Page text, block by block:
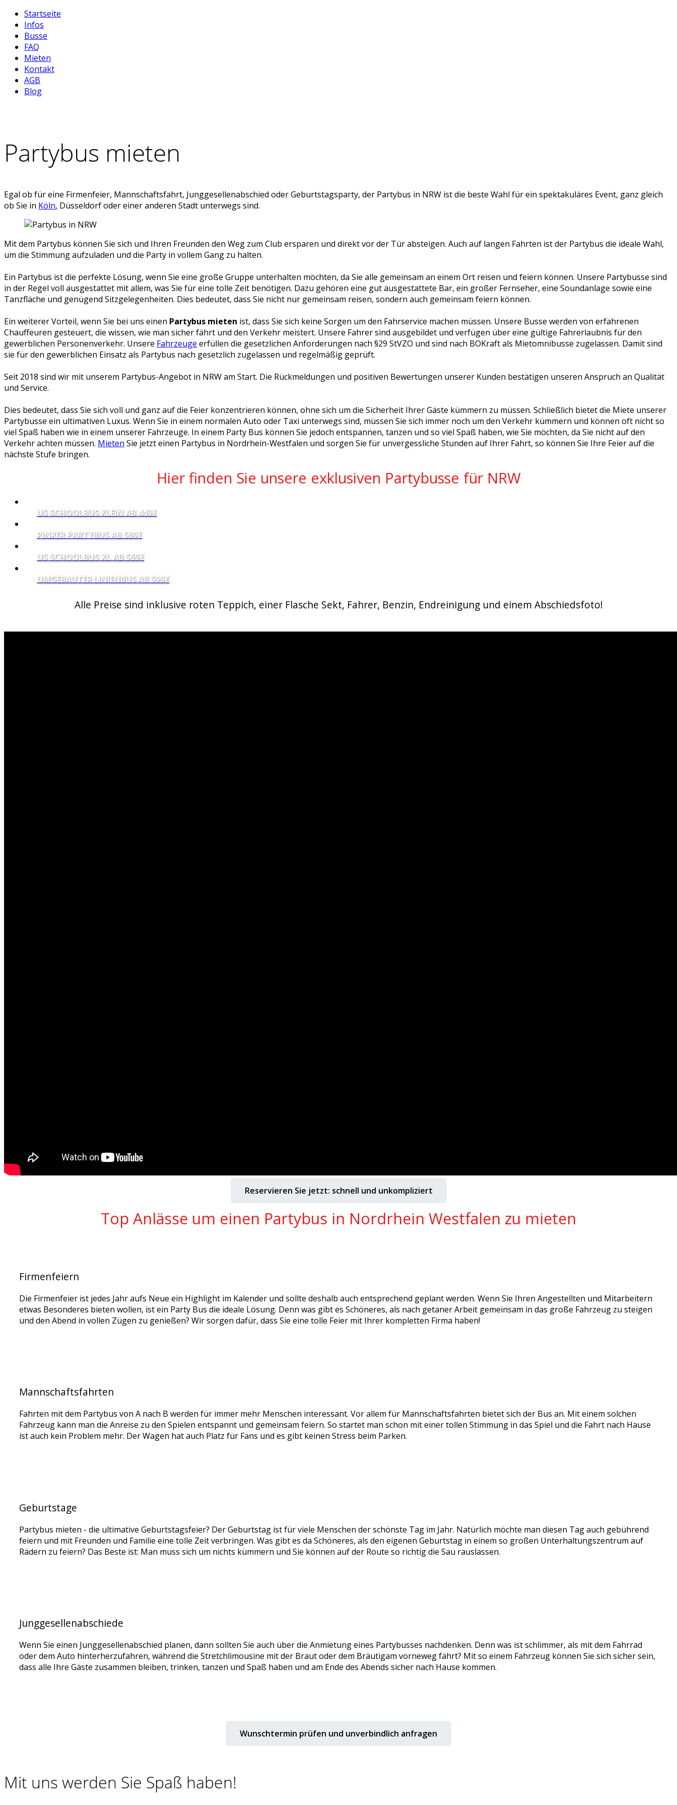
Startseite
Infos
Busse
FAQ
Mieten
Kontakt
AGB
Blog
Partybus mieten
Egal ob für eine Firmenfeier, Mannschaftsfahrt, Junggesellenabschied oder Geburtstagsparty, der Partybus in NRW ist die beste Wahl für ein spektakuläres Event, ganz gleich
ob Sie in Köln, Düsseldorf oder einer anderen Stadt unterwegs sind.
Mit dem Partybus können Sie sich und Ihren Freunden den Weg zum Club ersparen und direkt vor der Tür absteigen. Auch auf langen Fahrten ist der Partybus die ideale Wahl,
um die Stimmung aufzuladen und die Party in vollem Gang zu halten.
Ein Partybus ist die perfekte Lösung, wenn Sie eine große Gruppe unterhalten möchten, da Sie alle gemeinsam an einem Ort reisen und feiern können. Unsere Partybusse sind
in der Regel voll ausgestattet mit allem, was Sie für eine tolle Zeit benötigen. Dazu gehören eine gut ausgestattete Bar, ein großer Fernseher, eine Soundanlage sowie eine
Tanzfläche und genügend Sitzgelegenheiten. Dies bedeutet, dass Sie nicht nur gemeinsam reisen, sondern auch gemeinsam feiern können.
Ein weiterer Vorteil, wenn Sie bei uns einen Partybus mieten ist, dass Sie sich keine Sorgen um den Fahrservice machen müssen. Unsere Busse werden von erfahrenen
Chauffeuren gesteuert, die wissen, wie man sicher fährt und den Verkehr meistert. Unsere Fahrer sind ausgebildet und verfügen über eine gültige Fahrerlaubnis für den
gewerblichen Personenverkehr. Unsere Fahrzeuge erfüllen die gesetzlichen Anforderungen nach §29 StVZO und sind nach BOKraft als Mietomnibusse zugelassen. Damit sind
sie für den gewerblichen Einsatz als Partybus nach gesetzlich zugelassen und regelmäßig geprüft.
Seit 2018 sind wir mit unserem Partybus-Angebot in NRW am Start. Die Rückmeldungen und positiven Bewertungen unserer Kunden bestätigen unseren Anspruch an Qualität
und Service.
Dies bedeutet, dass Sie sich voll und ganz auf die Feier konzentrieren können, ohne sich um die Sicherheit Ihrer Gäste kümmern zu müssen. Schließlich bietet die Miete unserer
Partybusse ein ultimativen Luxus. Wenn Sie in einem normalen Auto oder Taxi unterwegs sind, müssen Sie sich immer noch um den Verkehr kümmern und können oft nicht so
viel Spaß haben wie in einem unserer Fahrzeuge. In einem Party Bus können Sie jedoch entspannen, tanzen und so viel Spaß haben, wie Sie möchten, da Sie nicht auf den
Verkehr achten müssen. Mieten Sie jetzt einen Partybus in Nordrhein-Westfalen und sorgen Sie für unvergessliche Stunden auf Ihrer Fahrt, so können Sie Ihre Feier auf die
nächste Stufe bringen.
Hier finden Sie unsere exklusiven Partybusse für NRW
US SCHOOLBUS KLEIN AB 449€
PINKER PARTYBUS AB 569€
US SCHOOLBUS XL AB 569€
UMGEBAUTER LINIENBUS AB 599€
Alle Preise sind inklusive roten Teppich, einer Flasche Sekt, Fahrer, Benzin, Endreinigung und einem Abschiedsfoto!
Reservieren Sie jetzt: schnell und unkompliziert
Top Anlässe um einen Partybus in Nordrhein Westfalen zu mieten
Firmenfeiern
Die Firmenfeier ist jedes Jahr aufs Neue ein Highlight im Kalender und sollte deshalb auch entsprechend geplant werden. Wenn Sie Ihren Angestellten und Mitarbeitern
etwas Besonderes bieten wollen, ist ein Party Bus die ideale Lösung. Denn was gibt es Schöneres, als nach getaner Arbeit gemeinsam in das große Fahrzeug zu steigen
und den Abend in vollen Zügen zu genießen? Wir sorgen dafür, dass Sie eine tolle Feier mit Ihrer kompletten Firma haben!
Mannschaftsfahrten
Fahrten mit dem Partybus von A nach B werden für immer mehr Menschen interessant. Vor allem für Mannschaftsfahrten bietet sich der Bus an. Mit einem solchen
Fahrzeug kann man die Anreise zu den Spielen entspannt und gemeinsam feiern. So startet man schon mit einer tollen Stimmung in das Spiel und die Fahrt nach Hause
ist auch kein Problem mehr. Der Wagen hat auch Platz für Fans und es gibt keinen Stress beim Parken.
Geburtstage
Partybus mieten - die ultimative Geburtstagsfeier? Der Geburtstag ist für viele Menschen der schönste Tag im Jahr. Natürlich möchte man diesen Tag auch gebührend
feiern und mit Freunden und Familie eine tolle Zeit verbringen. Was gibt es da Schöneres, als den eigenen Geburtstag in einem so großen Unterhaltungszentrum auf
Rädern zu feiern? Das Beste ist: Man muss sich um nichts kümmern und Sie können auf der Route so richtig die Sau rauslassen.
Junggesellenabschiede
Wenn Sie einen Junggesellenabschied planen, dann sollten Sie auch über die Anmietung eines Partybusses nachdenken. Denn was ist schlimmer, als mit dem Fahrrad
oder dem Auto hinterherzufahren, während die Stretchlimousine mit der Braut oder dem Bräutigam vorneweg fährt? Mit so einem Fahrzeug können Sie sich sicher sein,
dass alle Ihre Gäste zusammen bleiben, trinken, tanzen und Spaß haben und am Ende des Abends sicher nach Hause kommen.
Wunschtermin prüfen und unverbindlich anfragen
Mit uns werden Sie Spaß haben!